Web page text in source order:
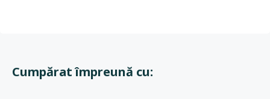
Cumpărat împreună cu: